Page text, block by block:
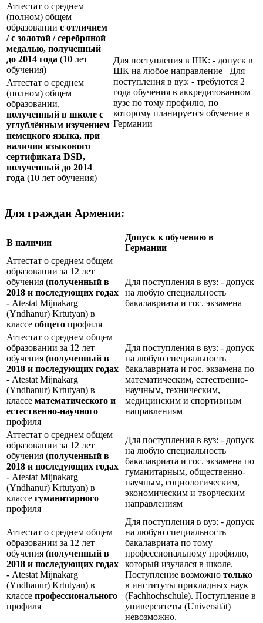
Аттестат о среднем
(полном) общем
образовании с отличием
/ с золотой / серебряной
медалью, полученный
до 2014 года (10 лет
обучения)
Для поступления в ШК: - допуск в
ШК на любое направление Для
поступления в вуз: - требуются 2
года обучения в аккредитованном
вузе по тому профилю, по
которому планируется обучение в
Германии
Аттестат о среднем
(полном) общем
образовании,
полученный в школе с
углублённым изучением
немецкого языка, при
наличии языкового
сертификата DSD,
полученный до 2014
года (10 лет обучения)
Для граждан Армении:
В наличии
Допуск к обучению в
Германии
Аттестат о среднем общем
образовании за 12 лет
обучения (полученный в
2018 и последующих годах
- Atestat Mijnakarg
(Yndhanur) Krtutyan) в
классе общего профиля
Для поступления в вуз: - допуск
на любую специальность
бакалавриата и гос. экзамена
Аттестат о среднем общем
образовании за 12 лет
обучения (полученный в
2018 и последующих годах
- Atestat Mijnakarg
(Yndhanur) Krtutyan) в
классе математического и
естественно-научного
профиля
Для поступления в вуз: - допуск
на любую специальность
бакалавриата и гос. экзамена по
математическим, естественно-
научным, техническим,
медицинским и спортивным
направлениям
Аттестат о среднем общем
образовании за 12 лет
обучения (полученный в
2018 и последующих годах
- Atestat Mijnakarg
(Yndhanur) Krtutyan) в
классе гуманитарного
профиля
Для поступления в вуз: - допуск
на любую специальность
бакалавриата и гос. экзамена по
гуманитарным, общественно-
научным, социологическим,
экономическим и творческим
направлениям
Аттестат о среднем общем
образовании за 12 лет
обучения (полученный в
2018 и последующих годах
- Atestat Mijnakarg
(Yndhanur) Krtutyan) в
классе профессионального
профиля
Для поступления в вуз: - допуск
на любую специальность
бакалавриата по тому
профессиональному профилю,
который изучался в школе.
Поступление возможно только
в институты прикладных наук
(Fachhochschule). Поступление в
университеты (Universität)
невозможно.